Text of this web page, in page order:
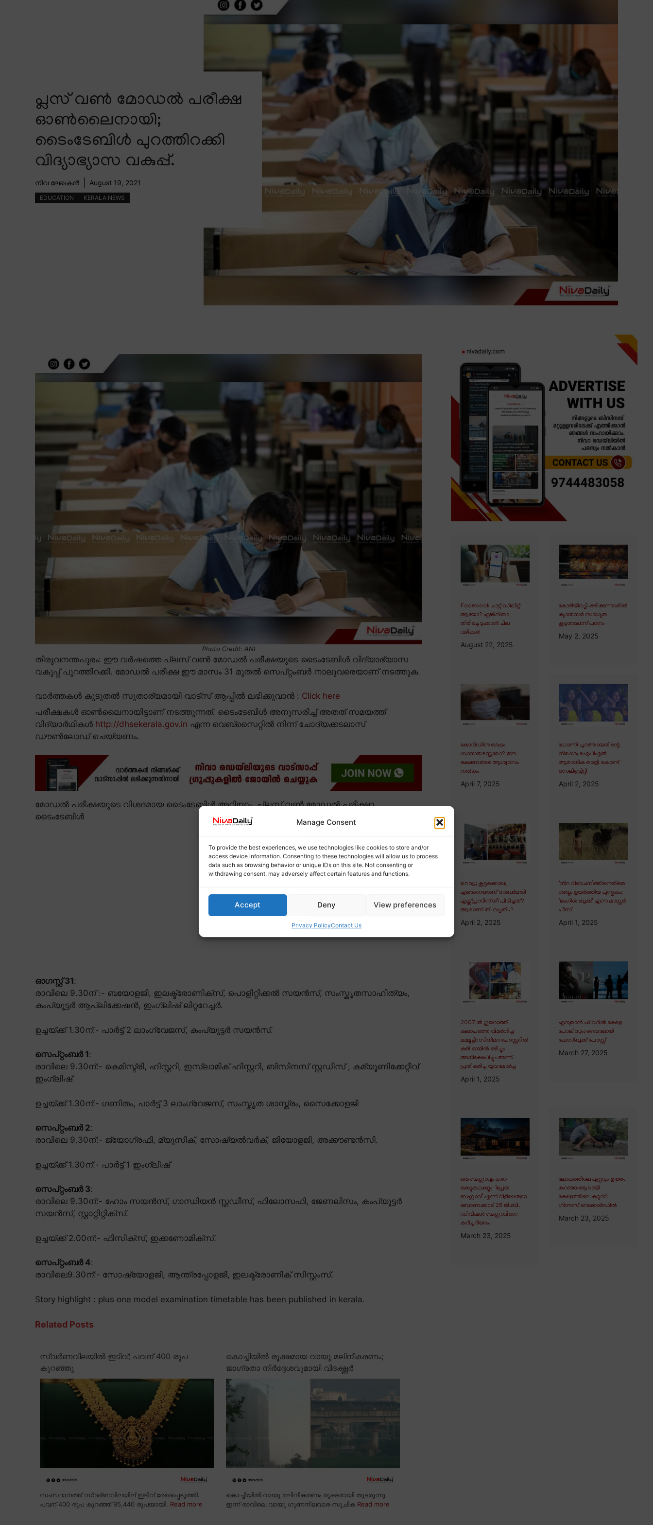
Manage Consent
To provide the best experiences, we use technologies like cookies to store and/or
access device information. Consenting to these technologies will allow us to process
data such as browsing behavior or unique IDs on this site. Not consenting or
withdrawing consent, may adversely affect certain features and functions.
Accept Deny View preferences
Privacy PolicyContact Us
പ്ലസ് വൺ മോഡൽ പരീക്ഷ
ഓൺലൈനായി;
ടൈംടേബിൾ പുറത്തിറക്കി
വിദ്യാഭ്യാസ വകുപ്പ്.
നിവ ലേഖകൻ August 19, 2021
EDUCATION KERALA NEWS
Photo Credit: ANI
തിരുവനന്തപുരം: ഈ വർഷത്തെ പ്ലസ് വൺ മോഡൽ പരീക്ഷയുടെ ടൈംടേബിൾ വിദ്യാഭ്യാസ
വകുപ്പ് പുറത്തിറക്കി. മോഡൽ പരീക്ഷ ഈ മാസം 31 മുതൽ സെപ്റ്റംബർ നാലുവരെയാണ് നടത്തുക.
വാർത്തകൾ കൂടുതൽ സുതാര്യമായി വാട്സ് ആപ്പിൽ ലഭിക്കുവാൻ : Click here
പരീക്ഷകൾ ഓൺലൈനായിട്ടാണ് നടത്തുന്നത്. ടൈംടേബിൾ അനുസരിച്ച് അതത് സമയത്ത്
വിദ്യാർഥികൾ http://dhsekerala.gov.in എന്ന വെബ്സൈറ്റിൽ നിന്ന് ചോദ്യക്കടലാസ്
ഡൗൺലോഡ് ചെയ്യണം.
മോഡൽ പരീക്ഷയുടെ വിശദമായ ടൈംടേബിൾ അറിയാം. പ്ലസ് വൺ മോഡൽ പരീക്ഷാ
ടൈംടേബിൾ
ഓഗസ്റ്റ് 31:
രാവിലെ 9.30ന് :- ബയോളജി, ഇലക്ട്രോണിക്സ്, പൊളിറ്റിക്കൽ സയൻസ്, സംസ്കൃതസാഹിത്യം,
കംപ്യൂട്ടർ ആപ്ലിക്കേഷൻ, ഇംഗ്ലിഷ് ലിറ്ററേച്ചർ.
ഉച്ചയ്ക്ക് 1.30ന്:- പാർട്ട് 2 ലാംഗ്വേജസ്, കംപ്യൂട്ടർ സയൻസ്.
സെപ്റ്റംബർ 1:
രാവിലെ 9.30ന്:- കെമിസ്ട്രി, ഹിസ്റ്ററി, ഇസ്ലാമിക് ഹിസ്റ്ററി, ബിസിനസ് സ്റ്റഡീസ് , കമ്യൂണിക്കേറ്റീവ്
ഇംഗ്ലിഷ്
ഉച്ചയ്ക്ക് 1.30ന്:- ഗണിതം, പാർട്ട് 3 ലാംഗ്വേജസ്, സംസ്കൃത ശാസ്ത്രം, സൈക്കോളജി
സെപ്റ്റംബർ 2:
രാവിലെ 9.30ന്:- ജ്യോഗ്രഫി, മ്യൂസിക്, സോഷ്യൽവർക്, ജിയോളജി, അക്കൗണ്ടൻസി.
ഉച്ചയ്ക്ക് 1.30ന്:- പാർട്ട് 1 ഇംഗ്ലിഷ്
സെപ്റ്റംബർ 3:
രാവിലെ 9.30ന്:- ഹോം സയൻസ്, ഗാന്ധിയൻ സ്റ്റഡീസ്, ഫിലോസഫി, ജേണലിസം, കംപ്യൂട്ടർ
സയൻസ്, സ്റ്റാറ്റിറ്റിക്സ്.
ഉച്ചയ്ക്ക് 2.00ന്:- ഫിസിക്സ്, ഇക്കണോമിക്സ്.
സെപ്റ്റംബർ 4:
രാവിലെ9.30ന്:- സോഷ്യോളജി, ആന്ത്രപ്പോളജി, ഇലക്ട്രോണിക് സിസ്റ്റംസ്.
Story highlight : plus one model examination timetable has been published in kerala.
Related Posts
സ്വർണവിലയിൽ ഇടിവ്; പവന് 400 രൂപ
കുറഞ്ഞു
സംസ്ഥാനത്ത് സ്വര്ണവിലയില് ഇടിവ് രേഖപ്പെടുത്തി.
പവന് 400 രൂപ കുറഞ്ഞ് 95,440 രൂപയായി. Read more
കൊച്ചിയിൽ രൂക്ഷമായ വായു മലിനീകരണം;
ജാഗ്രതാ നിർദ്ദേശവുമായി വിദഗ്ദ്ധർ
കൊച്ചിയിൽ വായു മലിനീകരണം രൂക്ഷമായി തുടരുന്നു.
ഇന്ന് രാവിലെ വായു ഗുണനിലവാര സൂചിക Read more
Facebook ചാറ്റ് ഡിലീറ്റ്
ആയോ? എങ്കിലിതാ
തിരിച്ചെടുക്കാൻ ചില
വഴികൾ!
August 22, 2025
കോഴിയിറച്ചി കഴിക്കുന്നവരിൽ
ക്യാൻസർ സാധ്യത
കൂടുതലെന്ന് പഠനം
May 2, 2025
കോവിഡിനു ശേഷം
ശ്വാസതടസ്സമോ? ഈ
ഭക്ഷണങ്ങൾ ആശ്വാസം
നൽകും
April 7, 2025
ധോണി പുറത്തായതിന്റെ
നിരാശ; ഐപിഎൽ
ആരാധിക രാത്രി കൊണ്ട്
സെലിബ്രിറ്റി
April 2, 2025
ഗോധ്ര കൂട്ടക്കൊല;
എങ്ങനെയാണ് സബർമതി
എക്സ്പ്രസിന് തീ പിടിച്ചത്?
ആരാണ് തീ വച്ചത്..?
April 2, 2025
‘നിറ വിവേചന’ത്തിനെതിരെ
ശബ്ദം ഉയർത്തിയ പുസ്തകം;
‘ജംഗിൾ ബുക്ക്’ എന്ന മാസ്റ്റർ
പീസ്
April 1, 2025
2007 ൽ ഗുജറാത്ത്
കലാപത്തെ വിമർശിച്ച
മമ്മൂട്ടി; സിനിമാ പോസ്റ്ററിൽ
കരി ഓയിൽ ഒഴിച്ചും
അധിക്ഷേപിച്ചും അന്ന്
പ്രതികരിച്ച യുവ മോർച്ച
April 1, 2025
എമ്പുരാൻ ഫീവറിൽ കേരള
പോലീസും; വൈറലായി
ഫേസ്ബുക്ക് പോസ്റ്റ്
March 27, 2025
ഒരു ബംഗ്ലാവും കുറേ
കെട്ടുകഥകളും∙ ‘പ്രേത
ബംഗ്ലാവ്’ എന്ന് വിളിപ്പേരുള്ള
ബോണക്കാട് 25 ജി.ബി.
ഡിവിഷൻ ബംഗ്ലാവിനെ
കുറിച്ചറിയാം.
March 23, 2025
ലോകത്തിലെ ഏറ്റവും ഉയരം
കുറഞ്ഞ ആടായി
കേരളത്തിലെ കറുമ്പി
ഗിന്നസ് റെക്കോർഡിൽ
March 23, 2025